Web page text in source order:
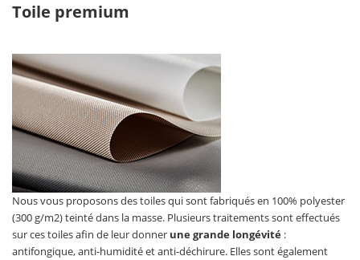
Toile premium
Nous vous proposons des toiles qui sont fabriqués en 100% polyester
(300 g/m2) teinté dans la masse. Plusieurs traitements sont effectués
sur ces toiles afin de leur donner une grande longévité :
antifongique, anti-humidité et anti-déchirure. Elles sont également